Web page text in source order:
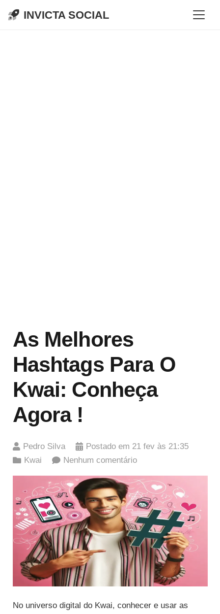
INVICTA SOCIAL
As Melhores
Hashtags Para O
Kwai: Conheça
Agora !
Pedro Silva Postado em 21 fev às 21:35
Kwai
Nenhum comentário
No universo digital do Kwai, conhecer e usar as